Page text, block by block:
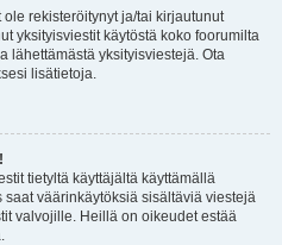
rekisteröitynyt ja/tai kirjautunut
yksityisviestit käytöstä koko foorumilta
lähettämästä yksityisviestejä. Ota
lisätietoja.
tietyltä käyttäjältä käyttämällä
väärinkäytöksiä sisältäviä viestejä
valvojille. Heillä on oikeudet estää